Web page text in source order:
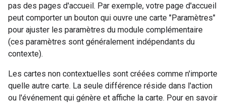
pas des pages d'accueil. Par exemple, votre page d'accueil
peut comporter un bouton qui ouvre une carte "Paramètres"
pour ajuster les paramètres du module complémentaire
(ces paramètres sont généralement indépendants du
contexte).
Les cartes non contextuelles sont créées comme n'importe
quelle autre carte. La seule différence réside dans l'action
ou l'événement qui génère et affiche la carte. Pour en savoir